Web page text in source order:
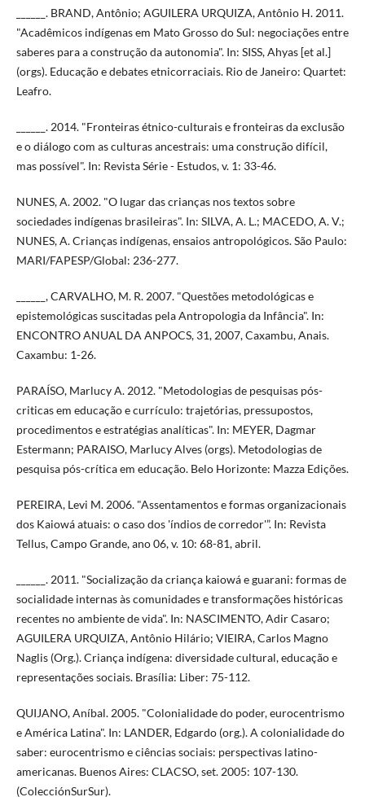
______. BRAND, Antônio; AGUILERA URQUIZA, Antônio H. 2011.
"Acadêmicos indígenas em Mato Grosso do Sul: negociações entre
saberes para a construção da autonomia". In: SISS, Ahyas [et al.]
(orgs). Educação e debates etnicorraciais. Rio de Janeiro: Quartet:
Leafro.
______. 2014. "Fronteiras étnico-culturais e fronteiras da exclusão
e o diálogo com as culturas ancestrais: uma construção difícil,
mas possível". In: Revista Série - Estudos, v. 1: 33-46.
NUNES, A. 2002. "O lugar das crianças nos textos sobre
sociedades indígenas brasileiras". In: SILVA, A. L.; MACEDO, A. V.;
NUNES, A. Crianças indígenas, ensaios antropológicos. São Paulo:
MARI/FAPESP/Global: 236-277.
______, CARVALHO, M. R. 2007. "Questões metodológicas e
epistemológicas suscitadas pela Antropologia da Infância". In:
ENCONTRO ANUAL DA ANPOCS, 31, 2007, Caxambu, Anais.
Caxambu: 1-26.
PARAÍSO, Marlucy A. 2012. "Metodologias de pesquisas pós-
criticas em educação e currículo: trajetórias, pressupostos,
procedimentos e estratégias analíticas". In: MEYER, Dagmar
Estermann; PARAISO, Marlucy Alves (orgs). Metodologias de
pesquisa pós-crítica em educação. Belo Horizonte: Mazza Edições.
PEREIRA, Levi M. 2006. "Assentamentos e formas organizacionais
dos Kaiowá atuais: o caso dos 'índios de corredor'”. In: Revista
Tellus, Campo Grande, ano 06, v. 10: 68-81, abril.
______. 2011. "Socialização da criança kaiowá e guarani: formas de
socialidade internas às comunidades e transformações históricas
recentes no ambiente de vida". In: NASCIMENTO, Adir Casaro;
AGUILERA URQUIZA, Antônio Hilário; VIEIRA, Carlos Magno
Naglis (Org.). Criança indígena: diversidade cultural, educação e
representações sociais. Brasília: Liber: 75-112.
QUIJANO, Aníbal. 2005. "Colonialidade do poder, eurocentrismo
e América Latina". In: LANDER, Edgardo (org.). A colonialidade do
saber: eurocentrismo e ciências sociais: perspectivas latino-
americanas. Buenos Aires: CLACSO, set. 2005: 107-130.
(ColecciónSurSur).